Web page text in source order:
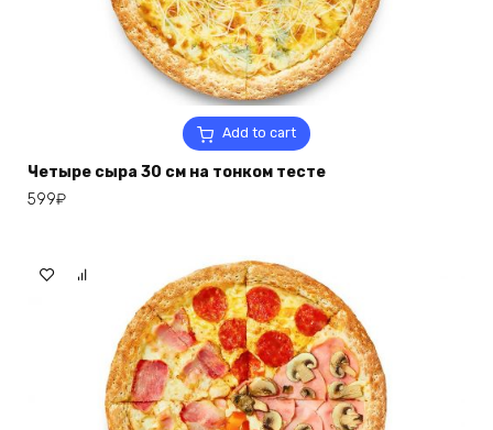
Add to cart
Четыре сыра 30 см на тонком тесте
599₽